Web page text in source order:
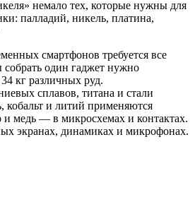
немало тех, которые нужны для
палладий, никель, платина,
смартфонов требуется все
один гаджет нужно
кг различных руд.
сплавов, титана и стали
кобальт и литий применяются
и медь — в микросхемах и контактах.
экранах, динамиках и микрофонах.